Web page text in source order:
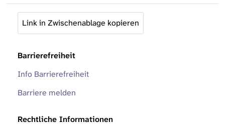
Link in Zwischenablage kopieren
Barrierefreiheit
Info Barrierefreiheit
Barriere melden
Rechtliche Informationen